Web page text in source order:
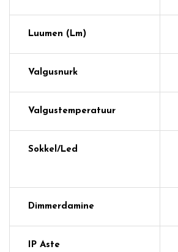
Luumen (lm)
Valgusnurk
Valgustemperatuur
Sokkel/Led
Dimmerdamine
IP Aste